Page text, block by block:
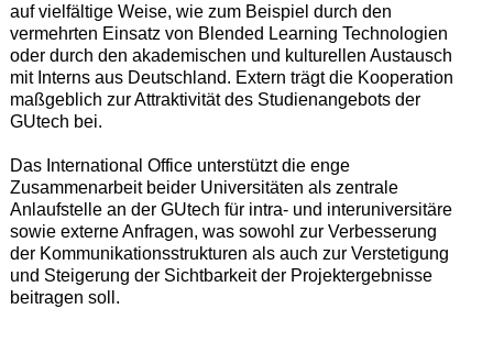
auf vielfältige Weise, wie zum Beispiel durch den
vermehrten Einsatz von Blended Learning Technologien
oder durch den akademischen und kulturellen Austausch
mit Interns aus Deutschland. Extern trägt die Kooperation
maßgeblich zur Attraktivität des Studienangebots der
GUtech bei.
Das International Office unterstützt die enge
Zusammenarbeit beider Universitäten als zentrale
Anlaufstelle an der GUtech für intra- und interuniversitäre
sowie externe Anfragen, was sowohl zur Verbesserung
der Kommunikationsstrukturen als auch zur Verstetigung
und Steigerung der Sichtbarkeit der Projektergebnisse
beitragen soll.